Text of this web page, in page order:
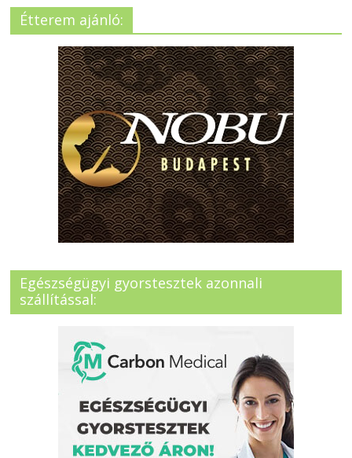
Étterem ajánló:
Egészségügyi gyorstesztek azonnali
szállítással: